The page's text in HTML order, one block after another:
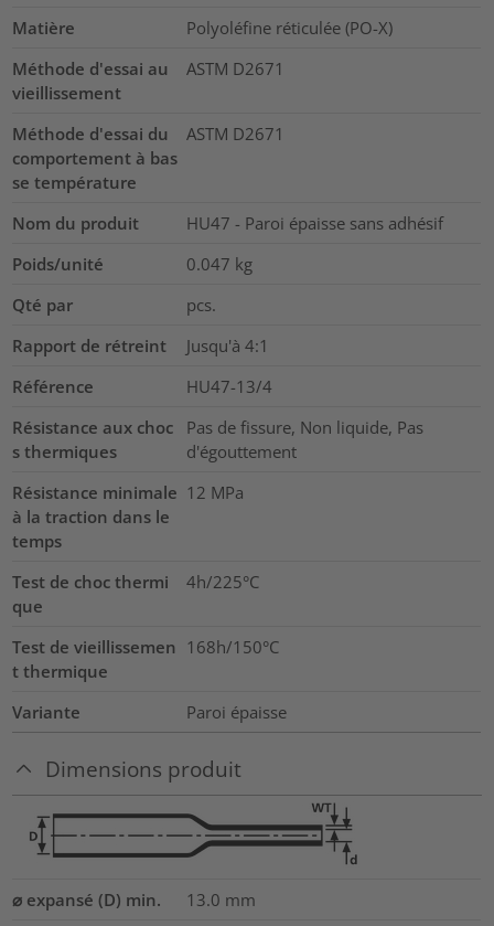
Matière
Polyoléfine réticulée (PO-X)
Méthode d'essai au
vieillissement
ASTM D2671
Méthode d'essai du
comportement à bas
se température
ASTM D2671
Nom du produit
HU47 - Paroi épaisse sans adhésif
Poids/unité
0.047 kg
Qté par
pcs.
Rapport de rétreint
Jusqu'à 4:1
Référence
HU47-13/4
Résistance aux choc
s thermiques
Pas de fissure, Non liquide, Pas
d'égouttement
Résistance minimale
à la traction dans le
temps
12 MPa
Test de choc thermi
que
4h/225°C
Test de vieillissemen
t thermique
168h/150°C
Variante Paroi épaisse
Dimensions produit
⌀ expansé (D) min. 13.0 mm